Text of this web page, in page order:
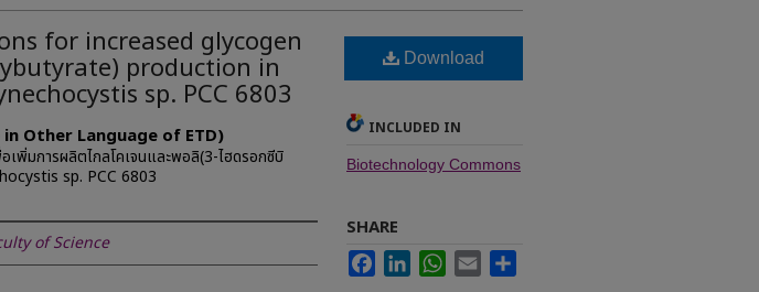
for increased glycogen
production in
sp. PCC 6803
Other Language of ETD)
พิ่มการผลิตไกลโคเจนและพอลิ(3-ไฮดรอกซีบิ
sp. PCC 6803
of Science
Download
INCLUDED IN
Biotechnology Commons
SHARE
FacebookLinkedInWhatsApp
Email